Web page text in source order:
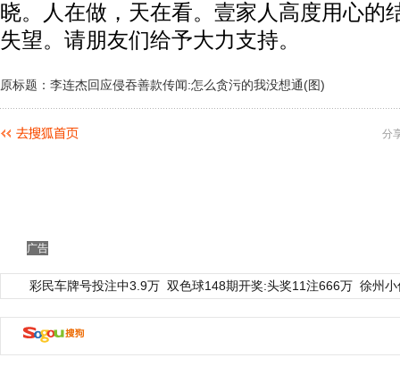
晓。人在做，天在看。壹家人高度用心的
失望。请朋友们给予大力支持。
原标题：李连杰回应侵吞善款传闻:怎么贪污的我没想通(图)
分
广告
彩民车牌号投注中3.9万 双色球148期开奖:头奖11注666万 徐州